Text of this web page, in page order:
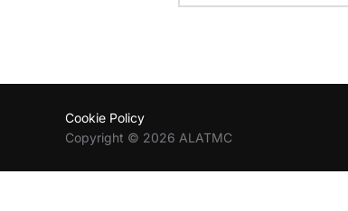
Cookie Policy
Copyright © 2026 ALATMC